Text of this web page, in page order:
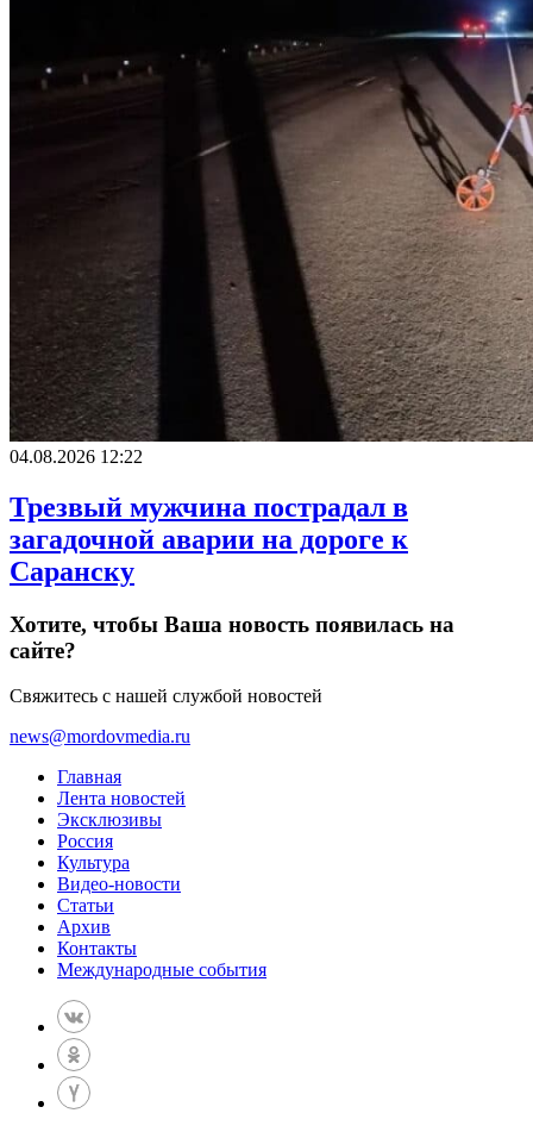
04.08.2026 12:22
Трезвый мужчина пострадал в
загадочной аварии на дороге к
Саранску
Хотите, чтобы Ваша новость появилась на
сайте?
Свяжитесь с нашей службой новостей
news@mordovmedia.ru
Главная
Лента новостей
Эксклюзивы
Россия
Культура
Видео-новости
Статьи
Архив
Контакты
Международные события